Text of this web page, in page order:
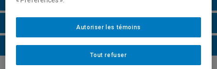
Horaire - Automne 2026
Horaire - Hiver 2027
Tout refuser
Autoriser les témoins